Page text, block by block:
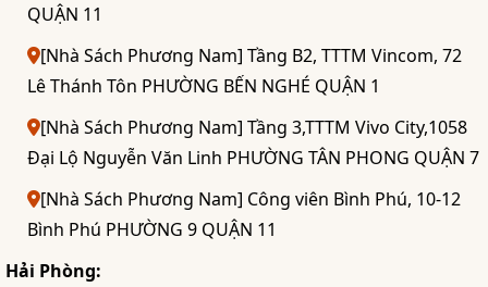
QUẬN 11
[Nhà Sách Phương Nam] Tầng B2, TTTM Vincom, 72
Lê Thánh Tôn PHƯỜNG BẾN NGHÉ QUẬN 1
[Nhà Sách Phương Nam] Tầng 3,TTTM Vivo City,1058
Đại Lộ Nguyễn Văn Linh PHƯỜNG TÂN PHONG QUẬN 7
[Nhà Sách Phương Nam] Công viên Bình Phú, 10-12
Bình Phú PHƯỜNG 9 QUẬN 11
Hải Phòng: